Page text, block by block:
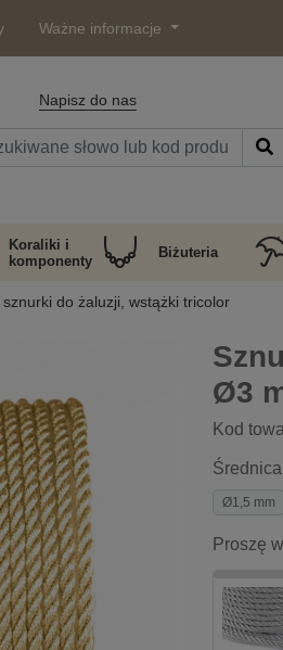
Ważne informacje
Napisz do nas
Koraliki i
komponenty
Biżuteria
do żaluzji, wstążki tricolor
Ø3
Kod
Średnica
Ø1,5 mm
Proszę